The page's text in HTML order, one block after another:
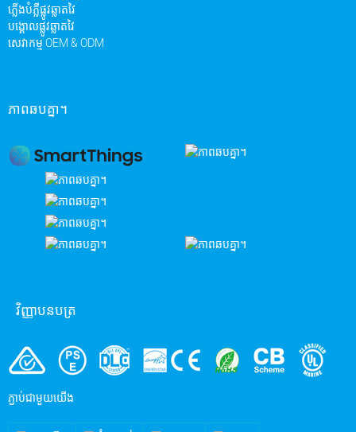
ភ្លើងបំភ្លឺផ្លូវឆ្លាតវៃ
បង្គោលផ្លូវឆ្លាតវៃ
សេវាកម្ម OEM & ODM
ភាពឆបគ្នា។
វិញ្ញាបនបត្រ
ភ្ជាប់ជាមួយយើង